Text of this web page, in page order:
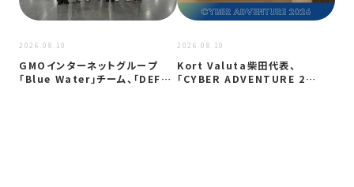
2026.08.10
GMOインターネットグループ
「Blue Water」チーム、「DEF…
2026.08.10
Kort Valuta柴田代表、
「CYBER ADVENTURE 2…